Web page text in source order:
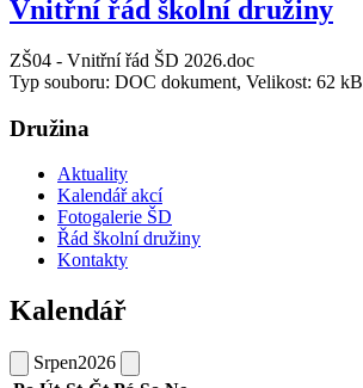
Vnitřní řád školní družiny
ZŠ04 - Vnitřní řád ŠD 2026.doc
Typ souboru: DOC dokument, Velikost: 62 kB
Družina
Aktuality
Kalendář akcí
Fotogalerie ŠD
Řád školní družiny
Kontakty
Kalendář
Srpen2026